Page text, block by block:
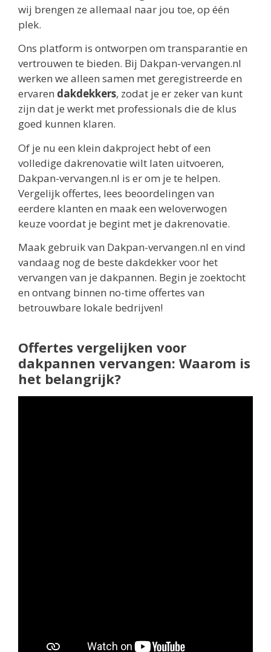
wij brengen ze allemaal naar jou toe, op één
plek.
Ons platform is ontworpen om transparantie en
vertrouwen te bieden. Bij Dakpan-vervangen.nl
werken we alleen samen met geregistreerde en
ervaren dakdekkers, zodat je er zeker van kunt
zijn dat je werkt met professionals die de klus
goed kunnen klaren.
Of je nu een klein dakproject hebt of een
volledige dakrenovatie wilt laten uitvoeren,
Dakpan-vervangen.nl is er om je te helpen.
Vergelijk offertes, lees beoordelingen van
eerdere klanten en maak een weloverwogen
keuze voordat je begint met je dakrenovatie.
Maak gebruik van Dakpan-vervangen.nl en vind
vandaag nog de beste dakdekker voor het
vervangen van je dakpannen. Begin je zoektocht
en ontvang binnen no-time offertes van
betrouwbare lokale bedrijven!
Offertes vergelijken voor
dakpannen vervangen: Waarom is
het belangrijk?